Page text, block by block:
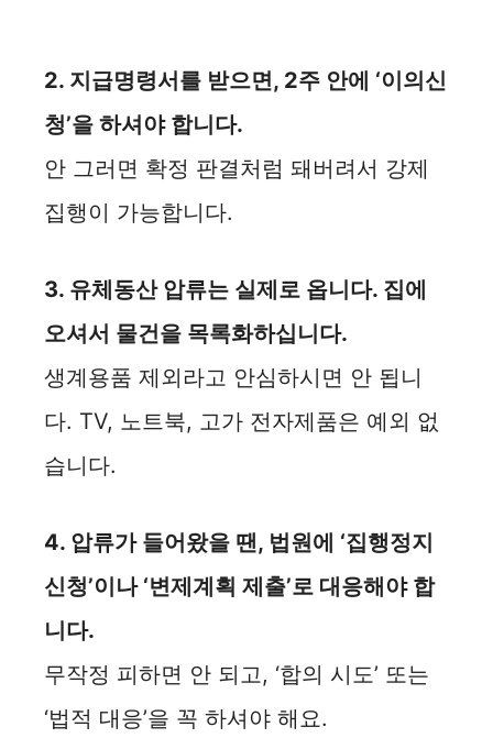
2. 지급명령서를 받으면, 2주 안에 ‘이의신
청’을 하셔야 합니다.
안 그러면 확정 판결처럼 돼버려서 강제
집행이 가능합니다.
3. 유체동산 압류는 실제로 옵니다. 집에
오셔서 물건을 목록화하십니다.
생계용품 제외라고 안심하시면 안 됩니
다. TV, 노트북, 고가 전자제품은 예외 없
습니다.
4. 압류가 들어왔을 땐, 법원에 ‘집행정지
신청’이나 ‘변제계획 제출’로 대응해야 합
니다.
무작정 피하면 안 되고, ‘합의 시도’ 또는
‘법적 대응’을 꼭 하셔야 해요.